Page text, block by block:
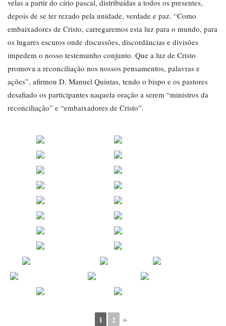
velas a partir do círio pascal, distribuídas a todos os presentes,
depois de se ter rezado pela unidade, verdade e paz. “Como
embaixadores de Cristo, carregaremos esta luz para o mundo, para
os lugares escuros onde discussões, discordâncias e divisões
impedem o nosso testemunho conjunto. Que a luz de Cristo
promova a reconciliação nos nossos pensamentos, palavras e
ações”, afirmou D. Manuel Quintas, tendo o bispo e os pastores
desafiado os participantes naquela oração a serem “ministros da
reconciliação” e “embaixadores de Cristo”.
1 2 ►